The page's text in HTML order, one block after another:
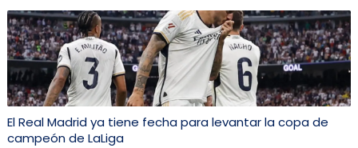
El Real Madrid ya tiene fecha para levantar la copa de
campeón de LaLiga